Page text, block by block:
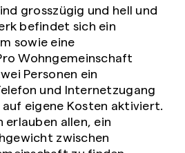
grosszügig und hell und
befindet sich ein
sowie eine
Wohngemeinschaft
Personen ein
und Internetzugang
eigene Kosten aktiviert.
erlauben allen, ein
zwischen